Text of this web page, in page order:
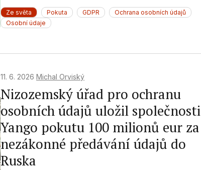
Ze světa Pokuta GDPR
Ochrana osobních údajů
Osobní údaje
11. 6. 2026 Michal Orviský
Nizozemský úřad pro ochranu
osobních údajů uložil společnosti
Yango pokutu 100 milionů eur za
nezákonné předávání údajů do
Ruska